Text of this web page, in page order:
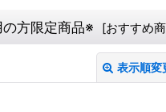
方限定商品※ [おすすめ
表示順変